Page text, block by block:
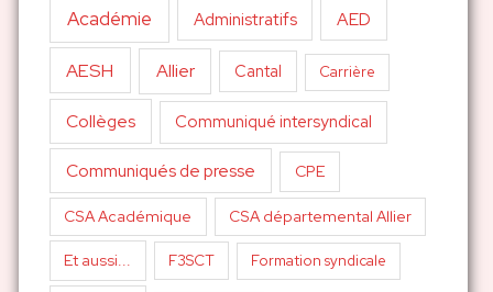
Académie Administratifs AED
AESH Allier Cantal Carrière
Collèges Communiqué intersyndical
Communiqués de presse CPE
CSA Académique CSA départemental Allier
Et aussi... F3SCT Formation syndicale